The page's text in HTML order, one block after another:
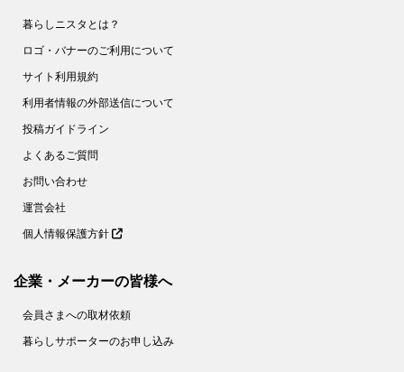
暮らしニスタとは？
ロゴ・バナーのご利用について
サイト利用規約
利用者情報の外部送信について
投稿ガイドライン
よくあるご質問
お問い合わせ
運営会社
個人情報保護方針
企業・メーカーの皆様へ
会員さまへの取材依頼
暮らしサポーターのお申し込み